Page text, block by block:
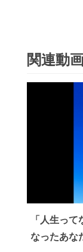
関連動
「人生っ
なったあな